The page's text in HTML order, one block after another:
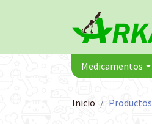
Medicamentos
Inicio Productos